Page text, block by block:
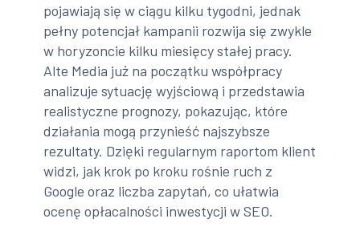
pojawiają się w ciągu kilku tygodni, jednak
pełny potencjał kampanii rozwija się zwykle
w horyzoncie kilku miesięcy stałej pracy.
Alte Media już na początku współpracy
analizuje sytuację wyjściową i przedstawia
realistyczne prognozy, pokazując, które
działania mogą przynieść najszybsze
rezultaty. Dzięki regularnym raportom klient
widzi, jak krok po kroku rośnie ruch z
Google oraz liczba zapytań, co ułatwia
ocenę opłacalności inwestycji w SEO.